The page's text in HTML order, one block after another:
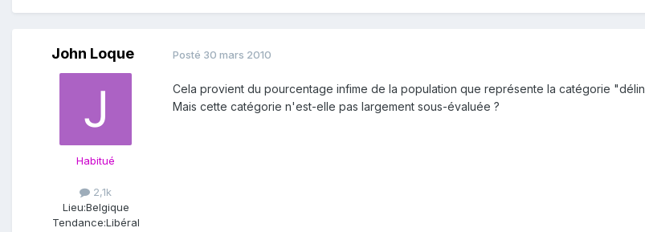
John Loque
Habitué
2,1k
Lieu:Belgique
Tendance:Libéral
Posté 30 mars 2010
Cela provient du pourcentage infime de la population que représente la catégorie
Mais cette catégorie n'est-elle pas largement sous-évaluée ?